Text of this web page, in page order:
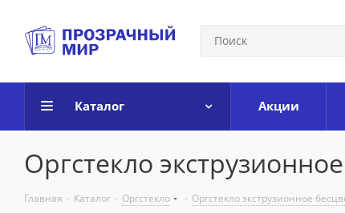
Каталог Акции
Оргстекло
Главная - Каталог - Оргстекло - Оргстекло экструзионное